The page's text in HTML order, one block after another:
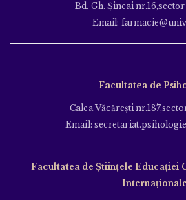
Bd. Gh. Şincai
Email:
Facultatea de
Calea Văcăreşti
Email:
Facultatea de Ştiinţele Educației
Internaționale